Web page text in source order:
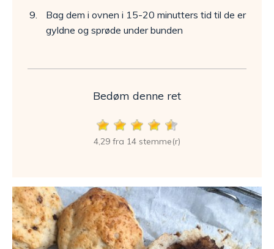
Bag dem i ovnen i 15-20 minutters tid til de er
gyldne og sprøde under bunden
Bedøm denne ret
4,29 fra 14 stemme(r)